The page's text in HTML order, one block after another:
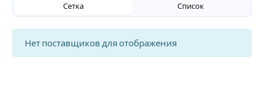
Сетка Список
Нет поставщиков для отображения